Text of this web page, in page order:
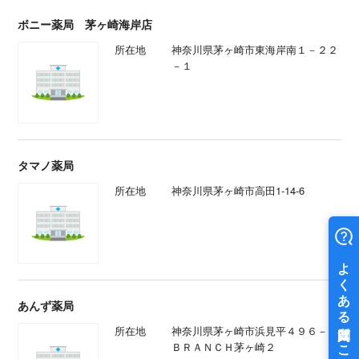
ボニー薬局 茅ヶ崎海岸店
所在地
神奈川県茅ヶ崎市東海岸南１－２２
－１
タマノ薬局
所在地 神奈川県茅ヶ崎市高田1-14-6
あんず薬局
所在地
神奈川県茅ヶ崎市浜見平４９６－８
ＢＲＡＮＣＨ茅ヶ崎２